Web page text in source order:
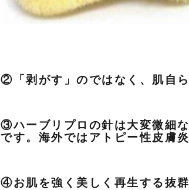
②「剥がす」のではなく、肌自
③ハーブリプロの針は大変微細
です。海外ではアトピー性皮膚
④お肌を強く美しく再生する抜